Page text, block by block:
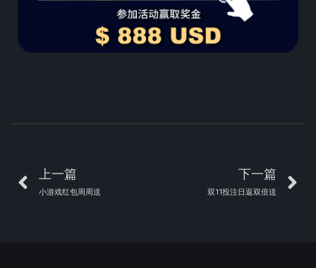
上一篇
小游戏红包周周送
下一篇
双11投注日返双倍送